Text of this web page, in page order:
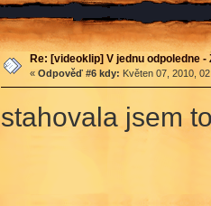
Re: [videoklip] V jednu odpoledne
« Odpověď #6 kdy: Květen 07, 2010,
stahovala jsem